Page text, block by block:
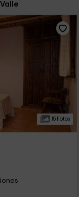
15 Fotos